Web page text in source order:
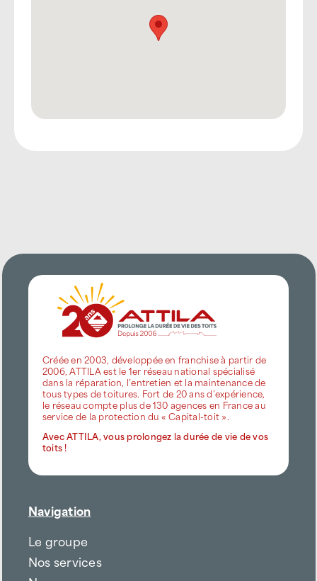
Créée en 2003, développée en franchise à partir de
2006, ATTILA est le 1er réseau national spécialisé
dans la réparation, l’entretien et la maintenance de
tous types de toitures. Fort de 20 ans d’expérience,
le réseau compte plus de 130 agences en France au
service de la protection du « Capital-toit ».
Avec ATTILA, vous prolongez la durée de vie de vos
toits !
Navigation
Le groupe
Nos services